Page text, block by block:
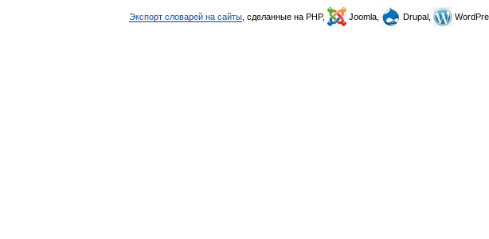
Экспорт словарей на сайты , сделанные на PHP, Joomla, Drupal,